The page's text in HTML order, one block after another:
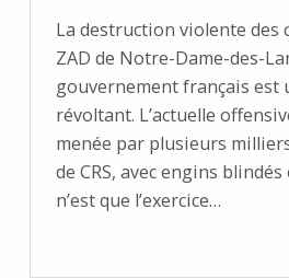
La destruction violente des
ZAD de Notre-Dame-des-
gouvernement français est
révoltant. L’actuelle
menée par plusieurs
de CRS, avec engins
n’est que l’exercice…